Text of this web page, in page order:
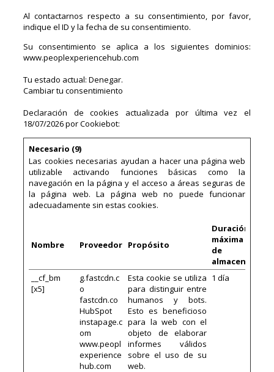
Al contactarnos respecto a su consentimiento, por favor,
indique el ID y la fecha de su consentimiento.
Su consentimiento se aplica a los siguientes dominios:
www.peoplexperiencehub.com
Tu estado actual: Denegar.
Cambiar tu consentimiento
Declaración de cookies actualizada por última vez el
18/07/2026 porCookiebot:
Necesario (9)
Las cookies necesarias ayudan a hacer una página web
utilizable activando funciones básicas como la
navegación en la página y el acceso a áreas seguras de
la página web. La página web no puede funcionar
adecuadamente sin estas cookies.
Nombre Proveedor Propósito
Duración
máxima
de
__cf_bm
[x5]
g.fastcdn.c
o
fastcdn.co
HubSpot
instapage.c
om
www.peopl
experience
hub.com
Esta cookie se utiliza
para distinguir entre
humanos y bots.
Esto es beneficioso
para la web con el
objeto de elaborar
informes válidos
sobre el uso de su
web.
1 día